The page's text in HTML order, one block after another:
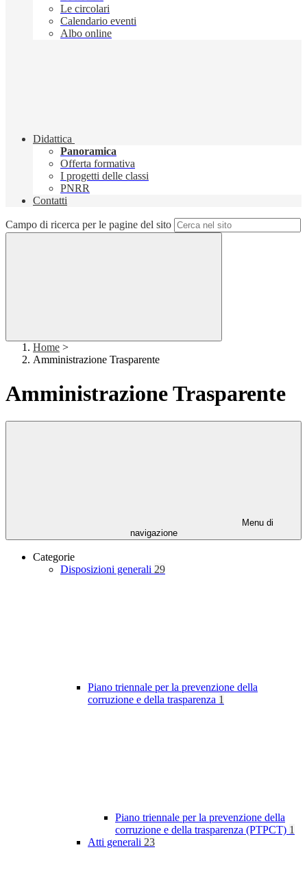
Le circolari
Calendario eventi
Albo online
Didattica
Panoramica
Offerta formativa
I progetti delle classi
PNRR
Contatti
Campo di ricerca per le pagine del sito
Home >
Amministrazione Trasparente
Amministrazione Trasparente
Menu di
navigazione
Categorie
Disposizioni generali 29
Piano triennale per la prevenzione della
corruzione e della trasparenza 1
Piano triennale per la prevenzione della
corruzione e della trasparenza (PTPCT) 1
Atti generali 23